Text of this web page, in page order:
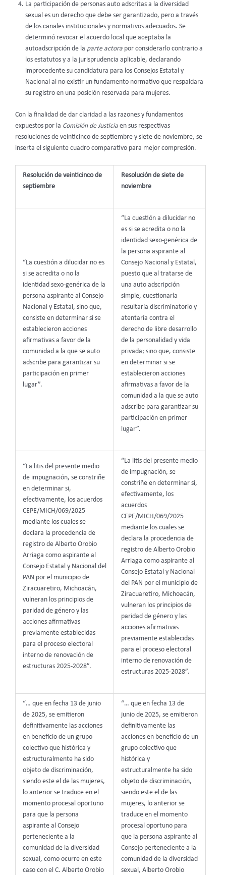
La participación de personas auto adscritas a la diversidad
sexual es un derecho que debe ser garantizado, pero a través
de los canales institucionales y normativos adecuados. Se
determinó revocar el acuerdo local que aceptaba la
autoadscripción de la parte actora por considerarlo contrario a
los estatutos y a la jurisprudencia aplicable, declarando
improcedente su candidatura para los Consejos Estatal y
Nacional al no existir un fundamento normativo que respaldara
su registro en una posición reservada para mujeres.
Con la finalidad de dar claridad a las razones y fundamentos
expuestos por la Comisión de Justicia en sus respectivas
resoluciones de veinticinco de septiembre y siete de noviembre, se
inserta el siguiente cuadro comparativo para mejor compresión.
Resolución de veinticinco de
septiembre
Resolución de siete de
noviembre
“La cuestión a dilucidar no es
si se acredita o no la
identidad sexo-genérica de la
persona aspirante al Consejo
Nacional y Estatal, sino que,
consiste en determinar si se
establecieron acciones
afirmativas a favor de la
comunidad a la que se auto
adscribe para garantizar su
participación en primer
lugar”.
“La cuestión a dilucidar no
es si se acredita o no la
identidad sexo-genérica de
la persona aspirante al
Consejo Nacional y Estatal,
puesto que al tratarse de
una auto adscripción
simple, cuestionarla
resultaría discriminatorio y
atentaría contra el
derecho de libre desarrollo
de la personalidad y vida
privada; sino que, consiste
en determinar si se
establecieron acciones
afirmativas a favor de la
comunidad a la que se auto
adscribe para garantizar su
participación en primer
lugar”.
“La litis del presente medio
de impugnación, se constriñe
en determinar si,
efectivamente, los acuerdos
CEPE/MICH/069/2025
mediante los cuales se
declara la procedencia de
registro de Alberto Orobio
Arriaga como aspirante al
Consejo Estatal y Nacional del
PAN por el municipio de
Ziracuaretiro, Michoacán,
vulneran los principios de
paridad de género y las
acciones afirmativas
previamente establecidas
para el proceso electoral
interno de renovación de
estructuras 2025-2028”.
“La litis del presente medio
de impugnación, se
constriñe en determinar si,
efectivamente, los
acuerdos
CEPE/MICH/069/2025
mediante los cuales se
declara la procedencia de
registro de Alberto Orobio
Arriaga como aspirante al
Consejo Estatal y Nacional
del PAN por el municipio de
Ziracuaretiro, Michoacán,
vulneran los principios de
paridad de género y las
acciones afirmativas
previamente establecidas
para el proceso electoral
interno de renovación de
estructuras 2025-2028”.
“… que en fecha 13 de junio
de 2025, se emitieron
definitivamente las acciones
en beneficio de un grupo
colectivo que histórica y
estructuralmente ha sido
objeto de discriminación,
siendo este el de las mujeres,
lo anterior se traduce en el
momento procesal oportuno
para que la persona
aspirante al Consejo
perteneciente a la
comunidad de la diversidad
sexual, como ocurre en este
caso con el C. Alberto Orobio
“… que en fecha 13 de
junio de 2025, se emitieron
definitivamente las
acciones en beneficio de un
grupo colectivo que
histórica y
estructuralmente ha sido
objeto de discriminación,
siendo este el de las
mujeres, lo anterior se
traduce en el momento
procesal oportuno para
que la persona aspirante al
Consejo perteneciente a la
comunidad de la diversidad
sexual, Alberto Orobio